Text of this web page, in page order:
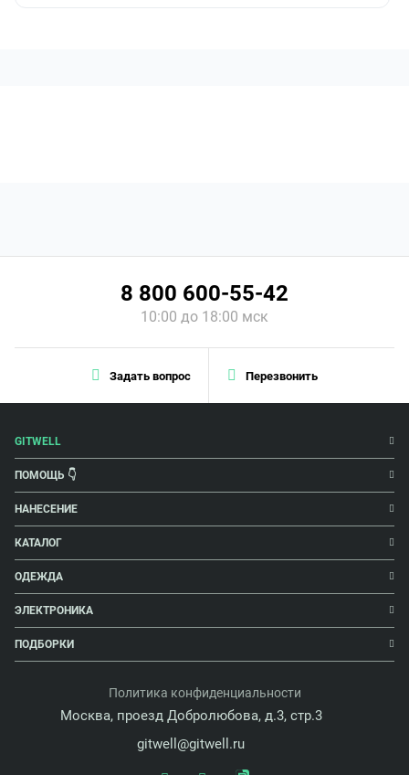
Задать вопрос Перезвонить
8 800 600-55-42
10:00 до 18:00 мск
GITWELL
ПОМОЩЬ 👇
НАНЕСЕНИЕ
КАТАЛОГ
ОДЕЖДА
ЭЛЕКТРОНИКА
ПОДБОРКИ
Политика конфиденциальности
Москва, проезд Добролюбова, д.3, стр.3
gitwell@gitwell.ru